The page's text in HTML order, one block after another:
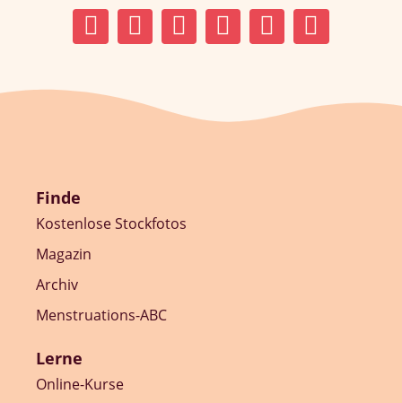
Finde
Kostenlose Stockfotos
Magazin
Archiv
Menstruations-ABC
Lerne
Online-Kurse